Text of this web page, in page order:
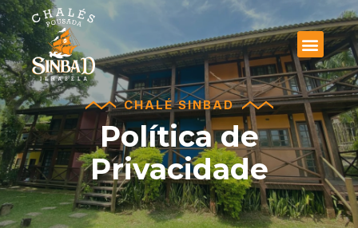
CHALÉ SINBAD
Política de
Privacidade